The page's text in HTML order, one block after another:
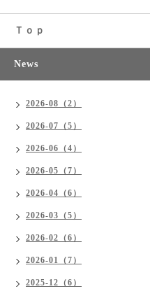
Ｔｏｐ
News
2026-08（2）
2026-07（5）
2026-06（4）
2026-05（7）
2026-04（6）
2026-03（5）
2026-02（6）
2026-01（7）
2025-12（6）